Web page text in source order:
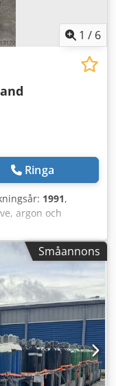
1 / 6
Ringa
1991,
argon och
med certifikat. Vi
för olika tekniska
krav – vi hjälper
Småannons